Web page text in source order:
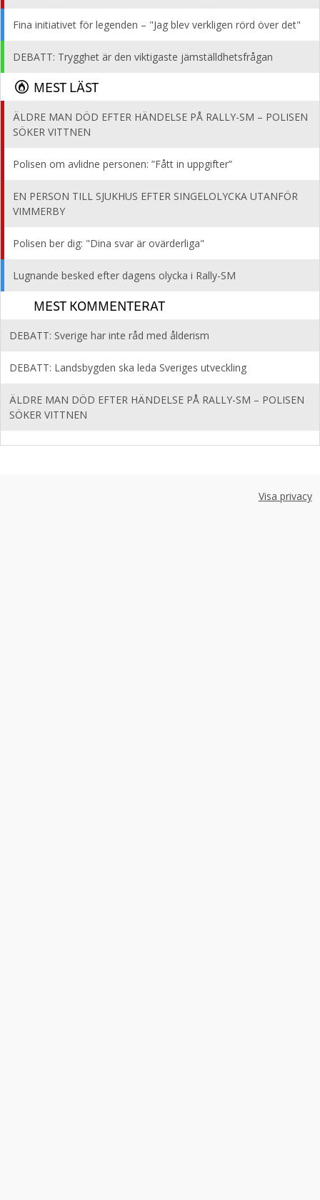
Fina initiativet för legenden – "Jag blev verkligen rörd över det"
DEBATT: Trygghet är den viktigaste jämställdhetsfrågan
MEST LÄST
ÄLDRE MAN DÖD EFTER HÄNDELSE PÅ RALLY-SM – POLISEN
SÖKER VITTNEN
Polisen om avlidne personen: ”Fått in uppgifter”
EN PERSON TILL SJUKHUS EFTER SINGELOLYCKA UTANFÖR
VIMMERBY
Polisen ber dig: "Dina svar är ovärderliga"
Lugnande besked efter dagens olycka i Rally-SM
MEST KOMMENTERAT
DEBATT: Sverige har inte råd med ålderism
DEBATT: Landsbygden ska leda Sveriges utveckling
ÄLDRE MAN DÖD EFTER HÄNDELSE PÅ RALLY-SM – POLISEN
SÖKER VITTNEN
Visa privacy